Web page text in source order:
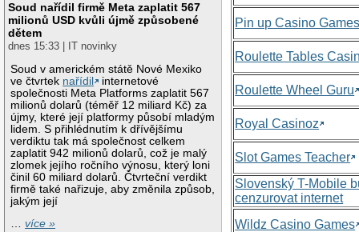
Soud nařídil firmě Meta zaplatit 567
milionů USD kvůli újmě způsobené
dětem
dnes 15:33 | IT novinky
Soud v americkém státě Nové Mexiko
ve čtvrtek nařídil
internetové
společnosti Meta Platforms zaplatit 567
milionů dolarů (téměř 12 miliard Kč) za
újmy, které její platformy působí mladým
lidem. S přihlédnutím k dřívějšímu
verdiktu tak má společnost celkem
zaplatit 942 milionů dolarů, což je malý
zlomek jejího ročního výnosu, který loni
činil 60 miliard dolarů. Čtvrteční verdikt
firmě také nařizuje, aby změnila způsob,
jakým její
…více »
Pin up Casino
Roulette Tables
Roulette Wheel Guru
Royal Casinoz
Slot Games Teacher
Slovenský T-Mobile
cenzurovat internet
Wildz Casino Games